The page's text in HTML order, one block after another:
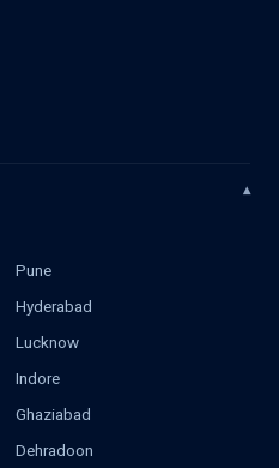
Pune
Hyderabad
Lucknow
Indore
Ghaziabad
Dehradoon